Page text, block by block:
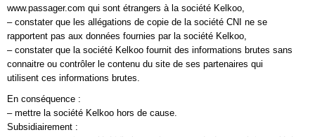
www.passager.com qui sont étrangers à la société Kelkoo,
– constater que les allégations de copie de la société CNI ne se
rapportent pas aux données fournies par la société Kelkoo,
– constater que la société Kelkoo fournit des informations brutes sans
connaitre ou contrôler le contenu du site de ses partenaires qui
utilisent ces informations brutes.
En conséquence :
– mettre la société Kelkoo hors de cause.
Subsidiairement :